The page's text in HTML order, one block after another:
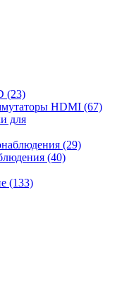
(23)
HDMI (67)
для
(29)
(40)
(133)